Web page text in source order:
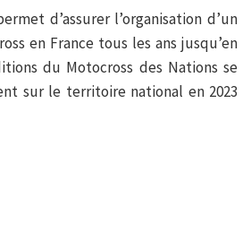
d’assurer l’organisation d’un
en France tous les ans jusqu’en
du Motocross des Nations se
sur le territoire national en 2023